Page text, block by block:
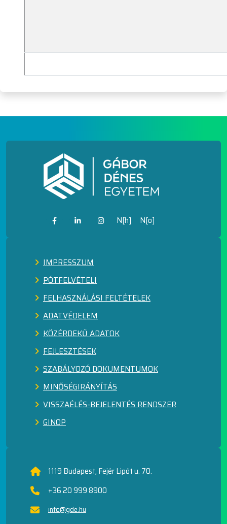
N[h] N[o]
IMPRESSZUM
PÓTFELVÉTELI
FELHASZNÁLÁSI FELTÉTELEK
ADATVÉDELEM
KÖZÉRDEKŰ ADATOK
FEJLESZTÉSEK
SZABÁLYOZÓ DOKUMENTUMOK
MINŐSÉGIRÁNYÍTÁS
VISSZAÉLÉS-BEJELENTÉS RENDSZER
GINOP
1119 Budapest, Fejér Lipót u. 70.
+36 20 999 8900
info@gde.hu